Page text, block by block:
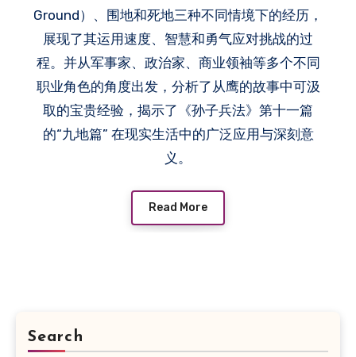
Ground）、围地和死地三种不同情境下的经历，
展现了其运用速度、智慧和勇气应对挑战的过
程。并从军事家、政治家、商业领袖等多个不同
职业角色的角度出发，分析了从鹰的故事中可汲
取的宝贵经验，揭示了《孙子兵法》第十一篇
的“九地篇” 在现实生活中的广泛应用与深刻意
义。
Read More
Search